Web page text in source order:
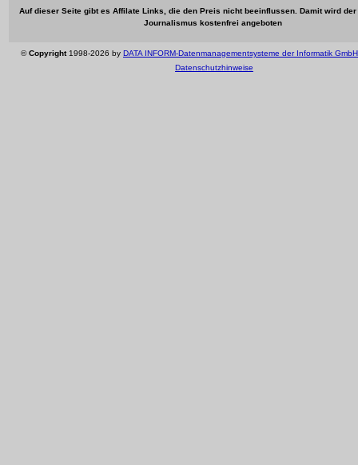
Auf dieser Seite gibt es Affilate Links, die den Preis nicht beeinflussen. Damit wird
Journalismus kostenfrei angeboten
©Copyright1998-2026 by DATA INFORM-Datenmanagementsysteme der Informatik GmbH
Datenschutzhinweise